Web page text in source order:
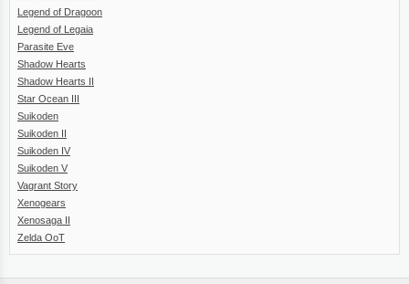
Legend of Dragoon
Legend of Legaia
Parasite Eve
Shadow Hearts
Shadow Hearts II
Star Ocean III
Suikoden
Suikoden II
Suikoden IV
Suikoden V
Vagrant Story
Xenogears
Xenosaga II
Zelda OoT